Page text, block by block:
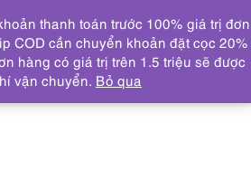
DANH MỤC
KHUYÊN TAI
0908-Bông tai
plated clip earrings-Khá mới
thanh toán trước 100% giá trị đơn
COD cần chuyển khoản đặt cọc 20%
hàng có giá trị trên 1.5 triệu sẽ được
vận chuyển. Bỏ qua